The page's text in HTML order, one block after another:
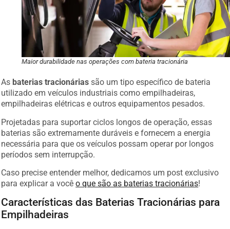
Maior durabilidade nas operações com bateria tracionária
As baterias tracionárias são um tipo específico de bateria
utilizado em veículos industriais como empilhadeiras,
empilhadeiras elétricas e outros equipamentos pesados.
Projetadas para suportar ciclos longos de operação, essas
baterias são extremamente duráveis e fornecem a energia
necessária para que os veículos possam operar por longos
períodos sem interrupção.
Caso precise entender melhor, dedicamos um post exclusivo
para explicar a vocêo que são as baterias tracionárias!
Características das Baterias Tracionárias para
Empilhadeiras